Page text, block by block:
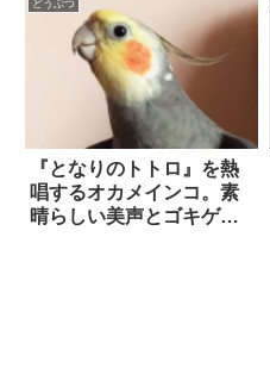
どうぶつ
『となりのトトロ』を熱
唱するオカメインコ。素
晴らしい美声とゴキゲン